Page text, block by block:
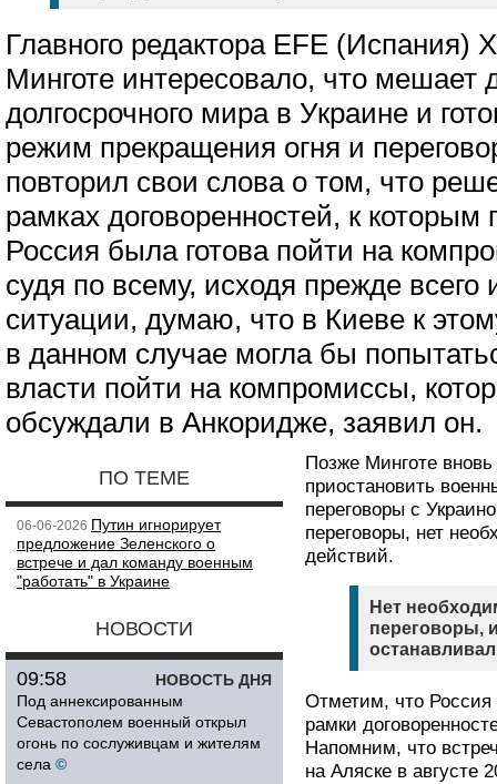
Главного редактора EFE (Испания)
Минготе интересовало, что мешает
долгосрочного мира в Украине и
режим прекращения огня и
повторил свои слова о том, что
рамках договоренностей, к
Россия была готова пойти на
судя по всему, исходя прежде всего
ситуации, думаю, что в Киеве к
в данном случае могла бы
власти пойти на компромиссы,
обсуждали в Анкоридже, заявил он.
ПО ТЕМЕ
06-06-2026 Путин игнорирует
предложение Зеленского о
встрече и дал команду военным
"работать" в Украине
НОВОСТИ
НОВОСТЬ ДНЯ
09:58
Под аннексированным
Севастополем военный открыл
огонь по сослуживцам и жителям
села ©
Позже Минготе
приостановить
переговоры с
переговоры, нет
действий.
Нет
переговоры,
Отметим, что Россия
рамки
Напомним, что
на Аляске в августе